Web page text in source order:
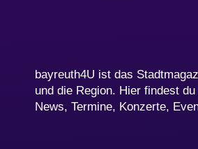
bayreuth4U ist das
und die Region. Hier findest
News, Termine, Konzerte,